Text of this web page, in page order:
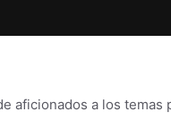
aficionados a los